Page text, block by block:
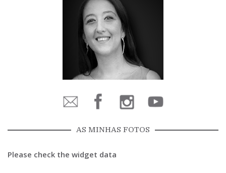
AS MINHAS FOTOS
Please check the widget data